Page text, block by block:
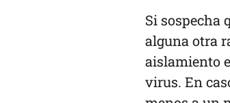
Si sospecha
alguna otra
aislamiento
virus. En